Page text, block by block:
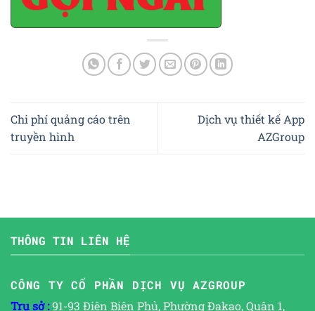
Chi phí quảng cáo trên
truyền hình
Dịch vụ thiết kế App
AZGroup
THÔNG TIN LIÊN HỆ
CÔNG TY CỔ PHẦN DỊCH VỤ AZGROUP
Trụ sở :91-93 Điện Biên Phủ, Phường Đakao, Quận 1,